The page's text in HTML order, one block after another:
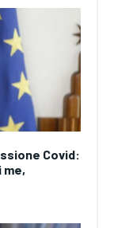
Covid: